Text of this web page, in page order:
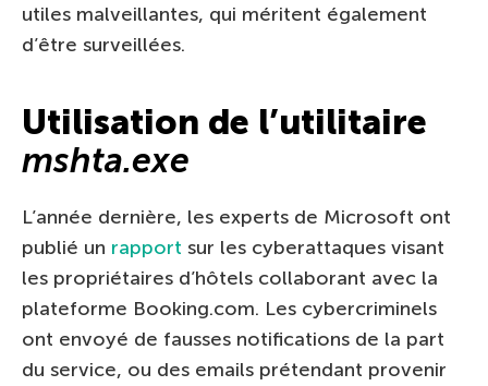
utiles malveillantes, qui méritent également
d’être surveillées.
Utilisation de l’utilitaire
mshta.exe
L’année dernière, les experts de Microsoft ont
publié un rapport sur les cyberattaques visant
les propriétaires d’hôtels collaborant avec la
plateforme Booking.com. Les cybercriminels
ont envoyé de fausses notifications de la part
du service, ou des emails prétendant provenir